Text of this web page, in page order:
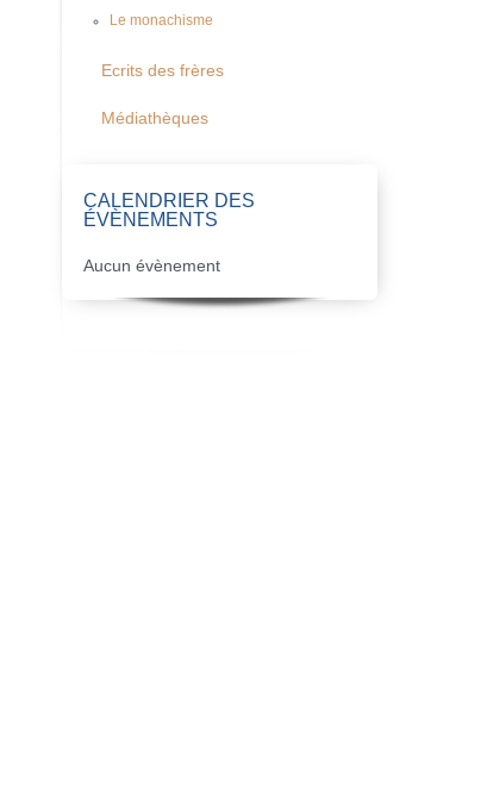
Le monachisme
Ecrits des frères
Médiathèques
CALENDRIER DES
ÉVÈNEMENTS
Aucun évènement